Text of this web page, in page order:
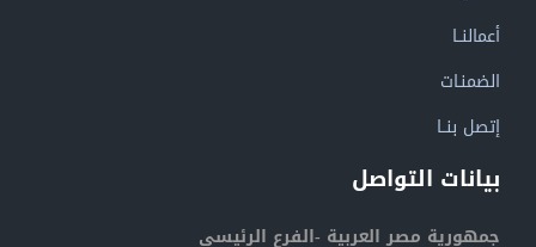
أعمالنــا
الضمنـات
إتصل بنــا
بيانات التواصل
جمهورية مصر العربية -الفرع الرئيسي